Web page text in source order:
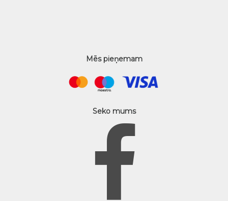
Mēs pieņemam
Seko mums